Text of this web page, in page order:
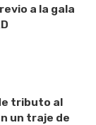
a la gala
tributo al
un traje de